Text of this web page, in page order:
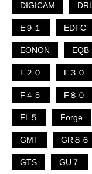
DIGICAM
E９１ EDFC
EONON EQB
F２０ F３０
F４５ F８０
FL５ Forge
GMT GR８６
GTS GU７